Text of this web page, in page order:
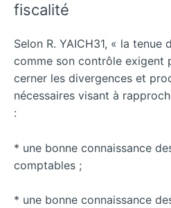
fiscalité
Selon R. YAICH31, « la tenue
comme son contrôle exigent
cerner les divergences et
nécessaires visant à
:
* une bonne connaissance
comptables ;
* une bonne connaissance